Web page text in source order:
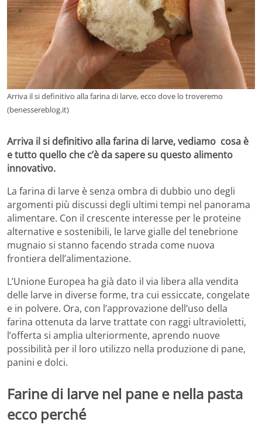
Arriva il si definitivo alla farina di larve, ecco dove lo troveremo
(benessereblog.it)
Arriva il si definitivo alla farina di larve, vediamo cosa è
e tutto quello che c’è da sapere su questo alimento
innovativo.
La farina di larve è senza ombra di dubbio uno degli
argomenti più discussi degli ultimi tempi nel panorama
alimentare. Con il crescente interesse per le proteine
alternative e sostenibili, le larve gialle del tenebrione
mugnaio si stanno facendo strada come nuova
frontiera dell’alimentazione.
L’Unione Europea ha già dato il via libera alla vendita
delle larve in diverse forme, tra cui essiccate, congelate
e in polvere. Ora, con l’approvazione dell’uso della
farina ottenuta da larve trattate con raggi ultravioletti,
l’offerta si amplia ulteriormente, aprendo nuove
possibilità per il loro utilizzo nella produzione di pane,
panini e dolci.
Farine di larve nel pane e nella pasta
ecco perché